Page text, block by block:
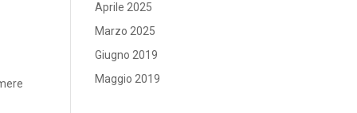
Aprile 2025
Marzo 2025
Giugno 2019
Maggio 2019